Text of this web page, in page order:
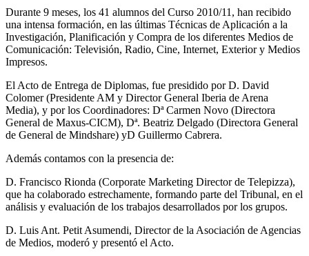
Durante 9 meses, los 41 alumnos del Curso 2010/11, han recibido
una intensa formación, en las últimas Técnicas de Aplicación a la
Investigación, Planificación y Compra de los diferentes Medios de
Comunicación: Televisión, Radio, Cine, Internet, Exterior y Medios
Impresos.
El Acto de Entrega de Diplomas, fue presidido por D. David
Colomer (Presidente AM y Director General Iberia de Arena
Media), y por los Coordinadores: Dª Carmen Novo (Directora
General de Maxus-CICM), Dª. Beatriz Delgado (Directora General
de General de Mindshare) yD Guillermo Cabrera.
Además contamos con la presencia de:
D. Francisco Rionda (Corporate Marketing Director de Telepizza),
que ha colaborado estrechamente, formando parte del Tribunal, en el
análisis y evaluación de los trabajos desarrollados por los grupos.
D. Luis Ant. Petit Asumendi, Director de la Asociación de Agencias
de Medios, moderó y presentó el Acto.